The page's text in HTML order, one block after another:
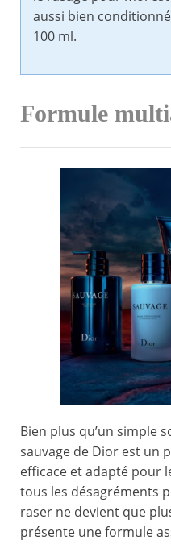
aussi bien
100 ml.
Formule
Bien plus qu’un simple
sauvage de Dior est un
efficace et adapté pour
tous les désagréments
raser ne devient que
présente une formule